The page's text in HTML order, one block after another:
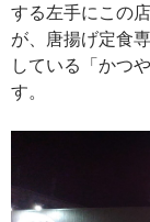
する左手にこの
が、唐揚げ定食
している「かつ
す。